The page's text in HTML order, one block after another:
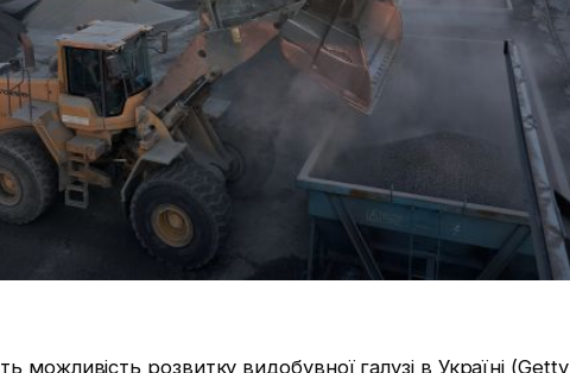
можливість розвитку видобувної галузі в Україні (Getty